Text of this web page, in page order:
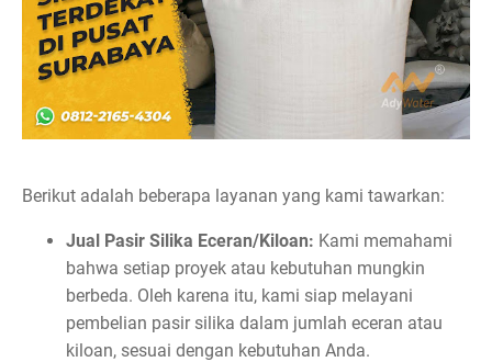
Berikut adalah beberapa layanan yang kami tawarkan:
Jual Pasir Silika Eceran/Kiloan: Kami memahami
bahwa setiap proyek atau kebutuhan mungkin
berbeda. Oleh karena itu, kami siap melayani
pembelian pasir silika dalam jumlah eceran atau
kiloan, sesuai dengan kebutuhan Anda.